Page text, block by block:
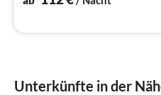
Unterkünfte in der